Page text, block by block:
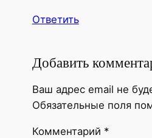
Ответить
Добавить
Ваш адрес email не
Обязательные поля
Комментарий *